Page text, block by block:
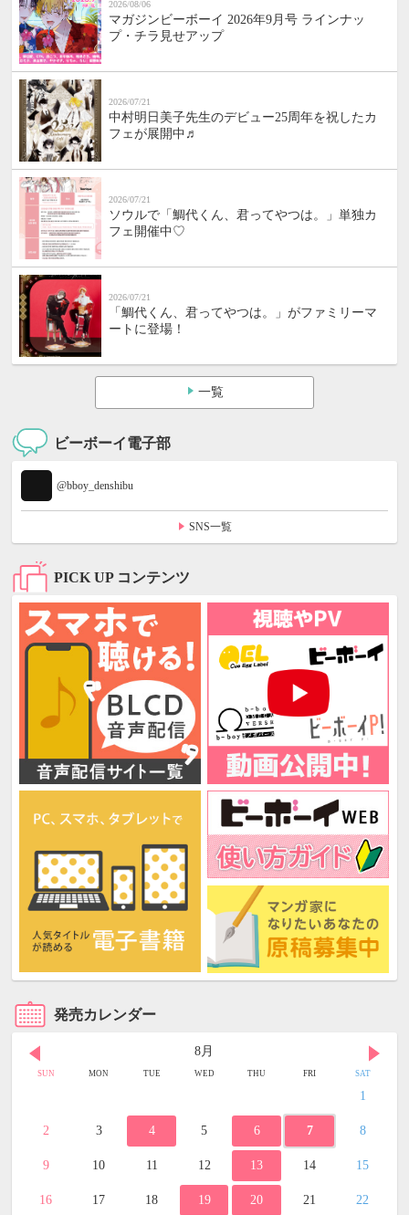
2026/08/06
マガジンビーボーイ 2026年9月号 ラインナッ
プ・チラ見せアップ
2026/07/21
中村明日美子先生のデビュー25周年を祝したカ
フェが展開中♬
2026/07/21
ソウルで「鯛代くん、君ってやつは。」単独カ
フェ開催中♡
2026/07/21
「鯛代くん、君ってやつは。」がファミリーマ
ートに登場！
一覧
ビーボーイ電子部
@bboy_denshibu
SNS一覧
PICK UP コンテンツ
発売カレンダー
8月
SUN MON TUE WED THU FRI SAT
1
2 3 4 5 6 7 8
9 10 11 12 13 14 15
16 17 18 19 20 21 22